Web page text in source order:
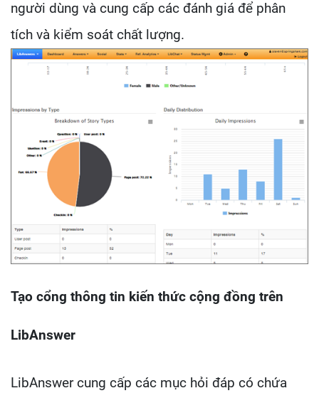
người dùng và cung cấp các đánh giá để phân
tích và kiểm soát chất lượng.
Tạo cổng thông tin kiến thức cộng đồng trên
LibAnswer
LibAnswer cung cấp các mục hỏi đáp có chứa